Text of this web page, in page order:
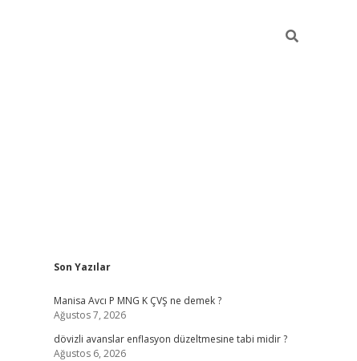
Sidebar
Son Yazılar
Manisa Avcı P MNG K ÇVŞ ne demek ?
Ağustos 7, 2026
dövizli avanslar enflasyon düzeltmesine tabi midir ?
Ağustos 6, 2026